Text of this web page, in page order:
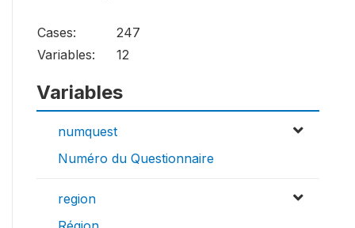
Cases:
247
Variables:
12
Variables
numquest
Numéro du Questionnaire
region